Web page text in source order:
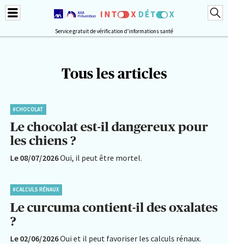
Service gratuit de vérification d'informations santé
Tous les articles
#CHOCOLAT
Le chocolat est-il dangereux pour
les chiens ?
Le 08/07/2026Oui, il peut être mortel.
#CALCULS RÉNAUX
Le curcuma contient-il des oxalates
?
Le 02/06/2026Oui et il peut favoriser les calculs rénaux.